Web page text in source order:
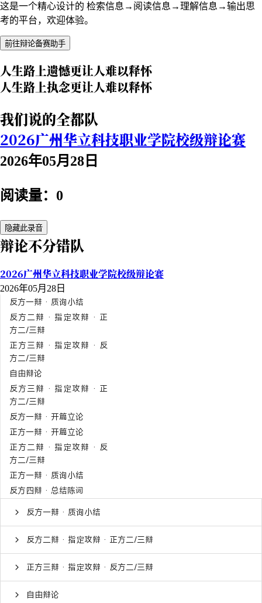
这是一个精心设计的 检索信息→阅读信息→理解信息→输出思
考的平台，欢迎体验。
前往辩论备赛助手
人生路上遗憾更让人难以释怀
人生路上执念更让人难以释怀
我们说的全都队
2026广州华立科技职业学院校级辩论赛
2026年05月28日
阅读量：0
隐藏此录音
辩论不分错队
2026广州华立科技职业学院校级辩论赛
2026年05月28日
反方一辩 · 质询小结
反方二辩 · 指定攻辩 · 正
方二/三辩
正方三辩 · 指定攻辩 · 反
方二/三辩
自由辩论
反方三辩 · 指定攻辩 · 正
方二/三辩
反方一辩 · 开篇立论
正方一辩 · 开篇立论
正方二辩 · 指定攻辩 · 反
方二/三辩
正方一辩 · 质询小结
反方四辩 · 总结陈词
反方一辩 · 质询小结
反方二辩 · 指定攻辩 · 正方二/三辩
正方三辩 · 指定攻辩 · 反方二/三辩
自由辩论